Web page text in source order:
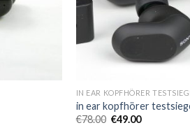
IN EAR KOPFHÖRER
in ear kopfhörer
€78.00 €49.00